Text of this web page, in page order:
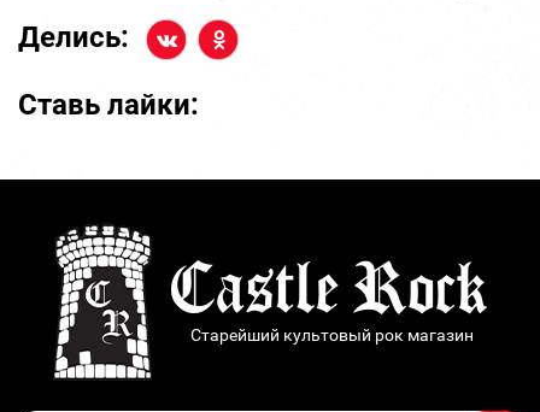
Делись:
Ставь лайки:
Старейший культовый рок магазин